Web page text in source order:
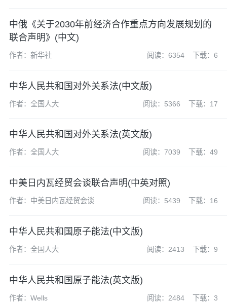
中俄《关于2030年前经济合作重点方向发展规划的
联合声明》(中文)
作者：新华社 阅读：6354 下载：6
中华人民共和国对外关系法(中文版)
作者：全国人大 阅读：5366 下载：17
中华人民共和国对外关系法(英文版)
作者：全国人大 阅读：7039 下载：49
中美日内瓦经贸会谈联合声明(中英对照)
作者：中美日内瓦经贸会谈 阅读：5439 下载：16
中华人民共和国原子能法(中文版)
作者：全国人大 阅读：2413 下载：9
中华人民共和国原子能法(英文版)
作者：Wells 阅读：2484 下载：3